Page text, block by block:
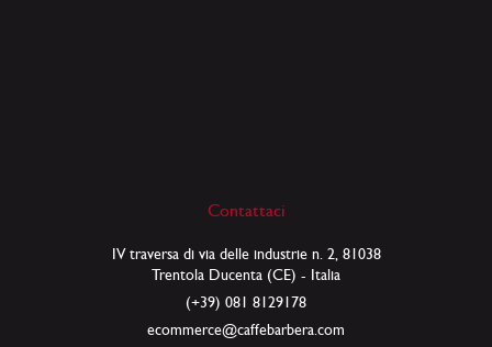
Contattaci
IV traversa di via delle industrie n. 2, 81038
Trentola Ducenta (CE) - Italia
(+39) 081 8129178
ecommerce@caffebarbera.com